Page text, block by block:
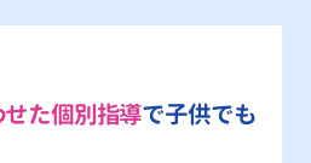
た個別指導で子供でも